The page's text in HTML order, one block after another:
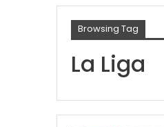
Browsing Tag
La Liga